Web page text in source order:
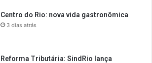
Centro do Rio: nova vida gastronômica
3 dias atrás
Reforma Tributária: SindRio lança